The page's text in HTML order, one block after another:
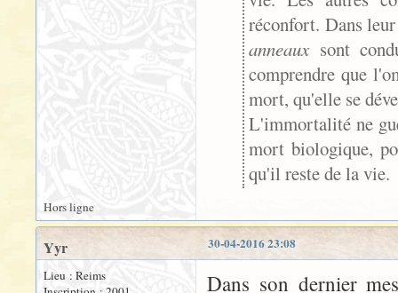
réconfort. Dans
anneaux sont
comprendre que
mort, qu'elle se
L'immortalité ne
mort biologique,
qu'il reste de la vie.
Hors ligne
30-04-2016 23:08
Yyr
Lieu : Reims
Dans son dernier